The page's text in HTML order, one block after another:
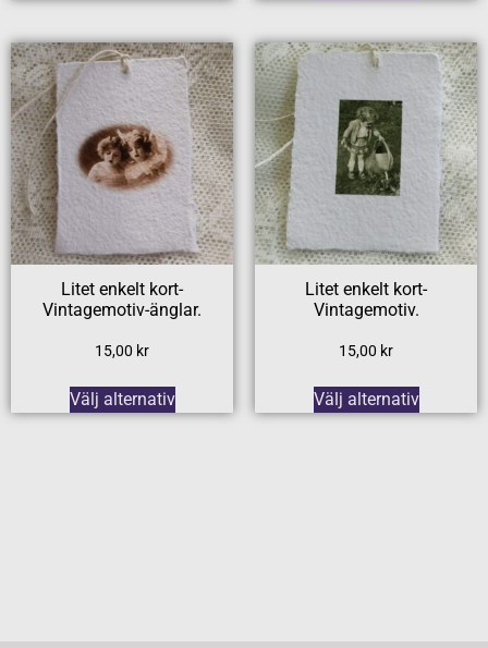
Litet enkelt kort-
Vintagemotiv-änglar.
15,00 kr
Välj alternativ
Litet enkelt kort-
Vintagemotiv.
15,00 kr
Välj alternativ